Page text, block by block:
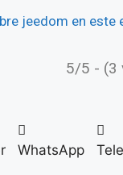
jeedom en este
5/5 - (3
WhatsApp